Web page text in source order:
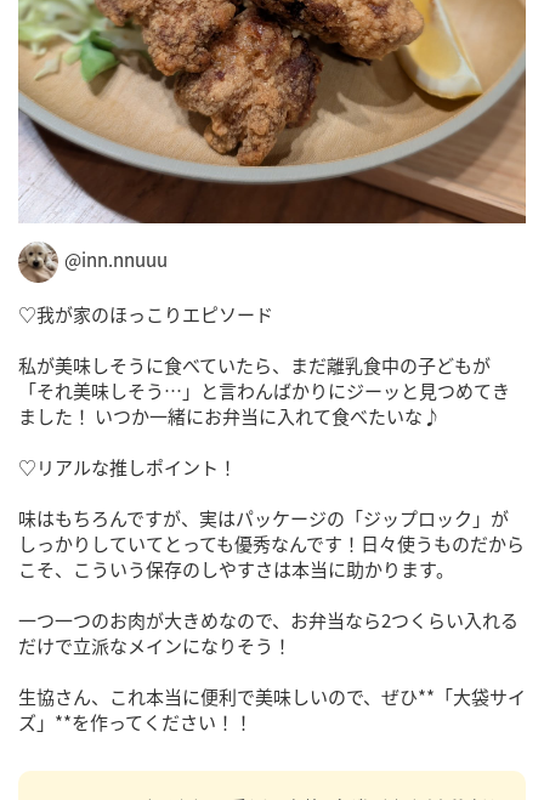
@inn.nnuuu
♡我が家のほっこりエピソード
私が美味しそうに食べていたら、まだ離乳食中の子どもが
「それ美味しそう…」と言わんばかりにジーッと見つめてき
ました！ いつか一緒にお弁当に入れて食べたいな♪
♡リアルな推しポイント！
味はもちろんですが、実はパッケージの「ジップロック」が
しっかりしていてとっても優秀なんです！日々使うものだから
こそ、こういう保存のしやすさは本当に助かります。
一つ一つのお肉が大きめなので、お弁当なら2つくらい入れる
だけで立派なメインになりそう！
生協さん、これ本当に便利で美味しいので、ぜひ**「大袋サイ
ズ」**を作ってください！！